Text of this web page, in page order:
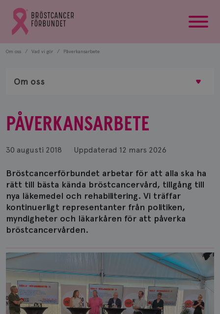
Gå
till
Bröstcancerförbundets
startsida
Om oss Vad vi gör Påverkansarbete
Om oss
PÅVERKANSARBETE
30 augusti 2018 Uppdaterad 12 mars 2026
Bröstcancerförbundet arbetar för att alla ska ha
rätt till bästa kända bröstcancervård, tillgång till
nya läkemedel och rehabilitering. Vi träffar
kontinuerligt representanter från politiken,
myndigheter och läkarkåren för att påverka
bröstcancervården.